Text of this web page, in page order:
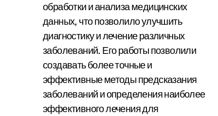
обработки и анализа медицинских
данных, что позволило улучшить
диагностику и лечение различных
заболеваний. Его работы позволили
создавать более точные и
эффективные методы предсказания
заболеваний и определения наиболее
эффективного лечения для